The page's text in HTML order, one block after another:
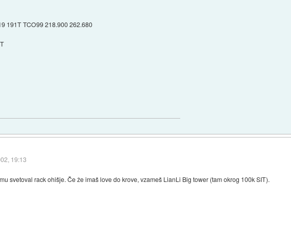
191T TCO99 218.900 262.680
19:13
svetoval rack ohišje. Če že imaš love do krove, vzameš LianLi Big tower (tam okrog 100k SIT).